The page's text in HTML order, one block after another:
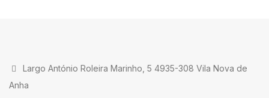
Largo António Roleira Marinho, 5 4935-308 Vila Nova de
Anha